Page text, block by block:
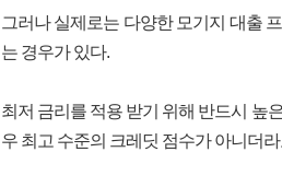
그러나 실제로는 다양한 모기지 대출
는 경우가 있다.
최저 금리를 적용 받기 위해 반드시 높
우 최고 수준의 크레딧 점수가 아니더